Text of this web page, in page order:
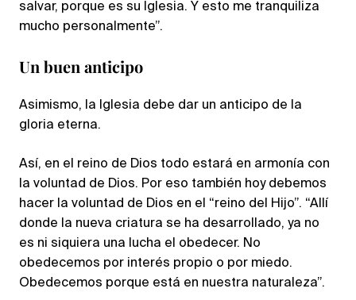
salvar, porque es su Iglesia. Y esto me tranquiliza
mucho personalmente”.
Un buen anticipo
Asimismo, la Iglesia debe dar un anticipo de la
gloria eterna.
Así, en el reino de Dios todo estará en armonía con
la voluntad de Dios. Por eso también hoy debemos
hacer la voluntad de Dios en el “reino del Hijo”. “Allí
donde la nueva criatura se ha desarrollado, ya no
es ni siquiera una lucha el obedecer. No
obedecemos por interés propio o por miedo.
Obedecemos porque está en nuestra naturaleza”.